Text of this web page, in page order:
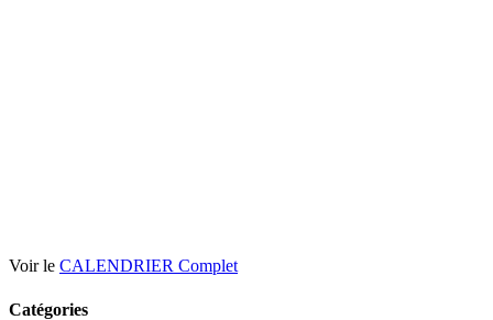
Voir le CALENDRIER Complet
Catégories